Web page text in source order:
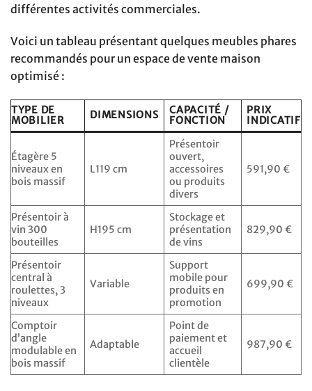
différentes activités commerciales.
Voici un tableau présentant quelques meubles phares
recommandés pour un espace de vente maison
optimisé :
TYPE DE
MOBILIER
DIMENSIONS
CAPACITÉ /
FONCTION
PRIX
INDICATIF
Étagère 5
niveaux en
bois massif
L119 cm
Présentoir
ouvert,
accessoires
ou produits
divers
591,90 €
Présentoir à
vin 300
bouteilles
H195 cm
Stockage et
présentation
de vins
829,90 €
Présentoir
central à
roulettes, 3
niveaux
Variable
Support
mobile pour
produits en
promotion
699,90 €
Comptoir
d’angle
modulable en
bois massif
Adaptable
Point de
paiement et
accueil
clientèle
987,90 €